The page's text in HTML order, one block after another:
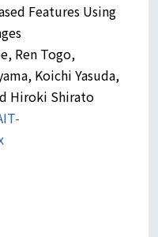
Features Using
Ren Togo,
Koichi Yasuda,
Hiroki Shirato